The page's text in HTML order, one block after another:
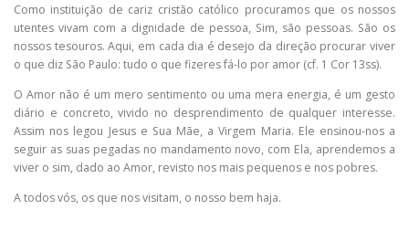
Como instituição de cariz cristão católico procuramos que os nossos
utentes vivam com a dignidade de pessoa, Sim, são pessoas. São os
nossos tesouros. Aqui, em cada dia é desejo da direção procurar viver
o que diz São Paulo: tudo o que fizeres fá-lo por amor (cf. 1 Cor 13ss).
O Amor não é um mero sentimento ou uma mera energia, é um gesto
diário e concreto, vivido no desprendimento de qualquer interesse.
Assim nos legou Jesus e Sua Mãe, a Virgem Maria. Ele ensinou-nos a
seguir as suas pegadas no mandamento novo, com Ela, aprendemos a
viver o sim, dado ao Amor, revisto nos mais pequenos e nos pobres.
A todos vós, os que nos visitam, o nosso bem haja.